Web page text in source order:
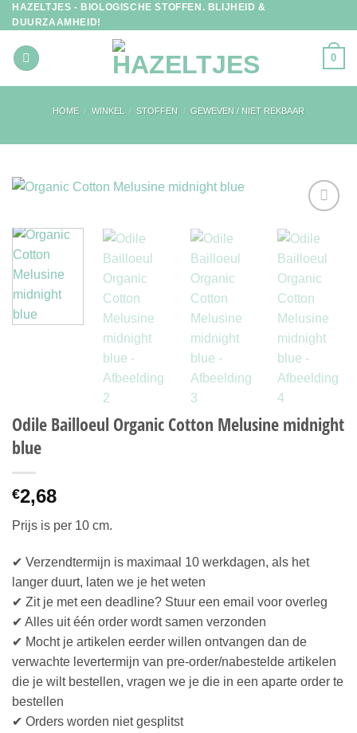
Ga
naar
inhoud
HAZELTJES - BIOLOGISCHE STOFFEN. BLIJHEID &
DUURZAAMHEID!
0
HOME / WINKEL / STOFFEN / GEWEVEN / NIET REKBAAR
Toevoegen
aan
verlanglijst
Odile Bailloeul Organic Cotton Melusine midnight
blue
€2,68
Prijs is per 10 cm.
✔ Verzendtermijn is maximaal 10 werkdagen, als het
langer duurt, laten we je het weten
✔ Zit je met een deadline? Stuur een email voor overleg
✔ Alles uit één order wordt samen verzonden
✔ Mocht je artikelen eerder willen ontvangen dan de
verwachte levertermijn van pre-order/nabestelde artikelen
die je wilt bestellen, vragen we je die in een aparte order te
bestellen
✔ Orders worden niet gesplitst